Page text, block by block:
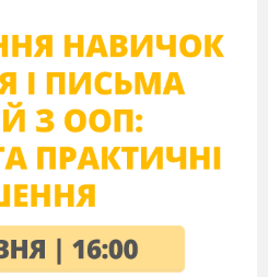
щоб ми з вами ближче
розповіли про
лежать квіточки і
ви наклеїли в